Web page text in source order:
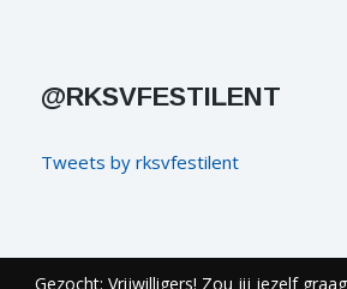
Gezocht: Vrijwilligers! Zou jij jezelf
@RKSVFESTILENT
Tweets by rksvfestilent